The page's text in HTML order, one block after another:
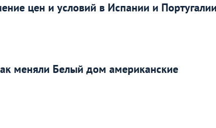
цен и условий в Испании и
меняли Белый дом американские